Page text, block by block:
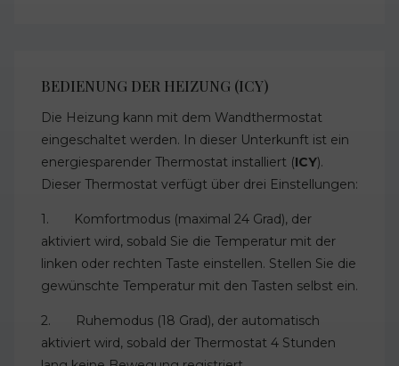
BEDIENUNG DER HEIZUNG (ICY)
Die Heizung kann mit dem Wandthermostat
eingeschaltet werden. In dieser Unterkunft ist ein
energiesparender Thermostat installiert (ICY).
Dieser Thermostat verfügt über drei Einstellungen:
1. Komfortmodus (maximal 24 Grad), der
aktiviert wird, sobald Sie die Temperatur mit der
linken oder rechten Taste einstellen. Stellen Sie die
gewünschte Temperatur mit den Tasten selbst ein.
2. Ruhemodus (18 Grad), der automatisch
aktiviert wird, sobald der Thermostat 4 Stunden